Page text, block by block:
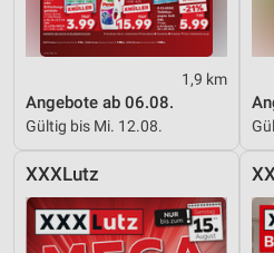
1,9 km
Angebote ab 06.08.
Gültig bis Mi. 12.08.
XXXLutz
IAB-Besonderheiten:
Verwendung genauer
Geräte anhand von aktiv
Informationen identifizieren
Performance